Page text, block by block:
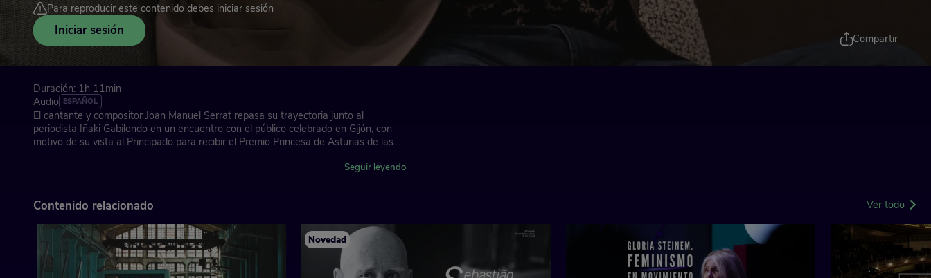
Para reproducir este contenido debes iniciar sesión
Iniciar sesión
Compartir
Duración: 1h 11min
Audio ESPAÑOL
El cantante y compositor Joan Manuel Serrat repasa su trayectoria junto al
periodista Iñaki Gabilondo en un encuentro con el público celebrado en Gijón, con
motivo de su vista al Principado para recibir el Premio Princesa de Asturias de las
que trasciende generaciones. «Soy un pesimista de la realidad, pero soy partidario
optimismo de la necesidad». El testimonio sincero de un creador que ha convertido
su voz en una forma de conciencia colectiva.
Seguir leyendo
Contenido relacionado Ver todo
Novedad